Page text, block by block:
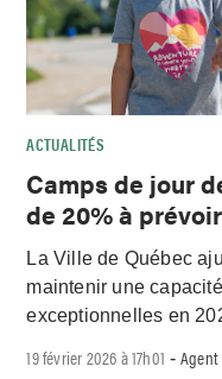
ACTUALITÉS
Camps de jour
de 20% à
La Ville de Québec
maintenir une
exceptionnelles en
19 février 2026 à 17h01 -Agent